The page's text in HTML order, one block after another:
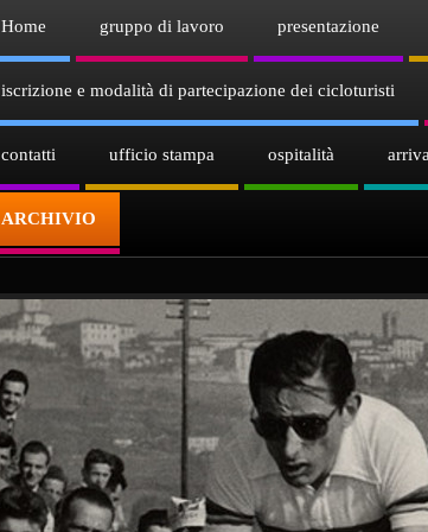
Home gruppo di lavoro presentazione
iscrizione e modalità di partecipazione dei cicloturisti
contatti ufficio stampa ospitalità
ARCHIVIO